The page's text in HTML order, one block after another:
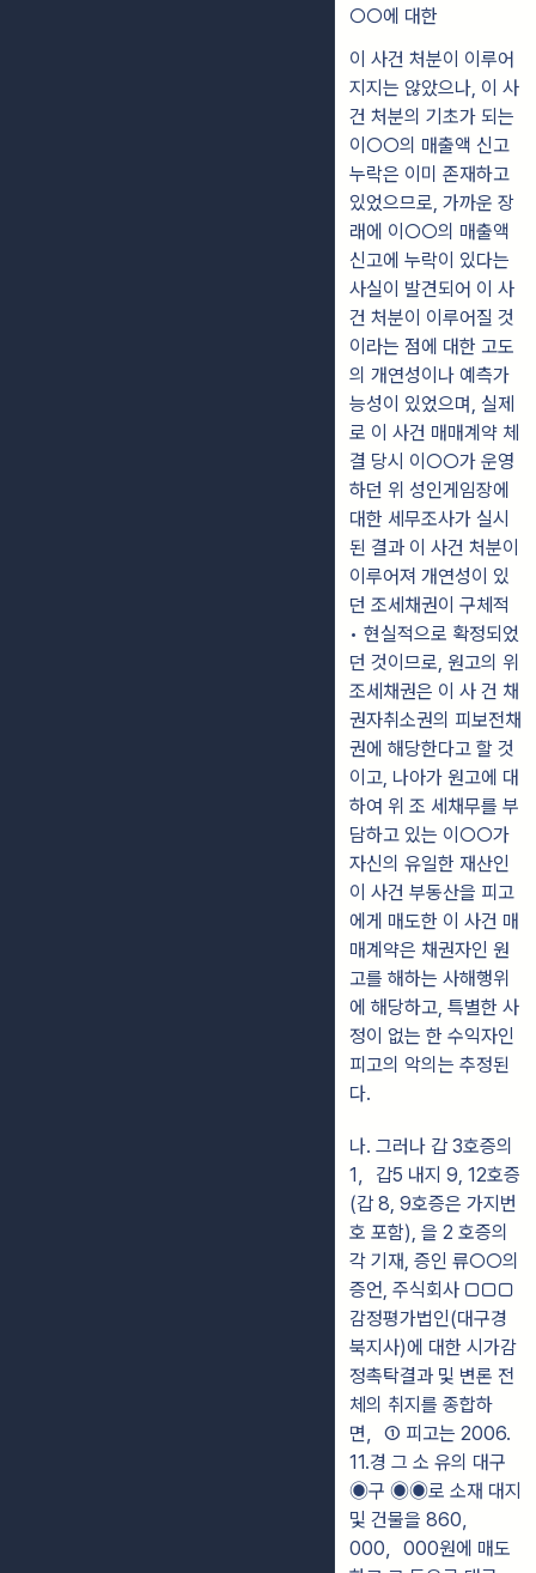
○○에 대한
이 사건 처분이 이루어
지지는 않았으나, 이 사
건 처분의 기초가 되는
이○○의 매출액 신고
누락은 이미 존재하고
있었으므로, 가까운 장
래에 이○○의 매출액
신고에 누락이 있다는
사실이 발견되어 이 사
건 처분이 이루어질 것
이라는 점에 대한 고도
의 개연성이나 예측가
능성이 있었으며, 실제
로 이 사건 매매계약 체
결 당시 이○○가 운영
하던 위 성인게임장에
대한 세무조사가 실시
된 결과 이 사건 처분이
이루어져 개연성이 있
던 조세채권이 구체적
• 현실적으로 확정되었
던 것이므로, 원고의 위
조세채권은 이 사 건 채
권자취소권의 피보전채
권에 해당한다고 할 것
이고, 나아가 원고에 대
하여 위 조 세채무를 부
담하고 있는 이○○가
자신의 유일한 재산인
이 사건 부동산을 피고
에게 매도한 이 사건 매
매계약은 채권자인 원
고를 해하는 사해행위
에 해당하고, 특별한 사
정이 없는 한 수익자인
피고의 악의는 추정된
다.
나. 그러나 갑 3호증의
1，갑5 내지 9, 12호증
(갑 8, 9호증은 가지번
호 포함), 을 2 호증의
각 기재, 증인 류○○의
증언, 주식회사 ▢▢▢
감정평가법인(대구경
북지사)에 대한 시가감
정촉탁결과 및 변론 전
체의 취지를 종합하
면，① 피고는 2006.
11.경 그 소 유의 대구
◉구 ◉◉로 소재 대지
및 건물을 860，
000，000원에 매도